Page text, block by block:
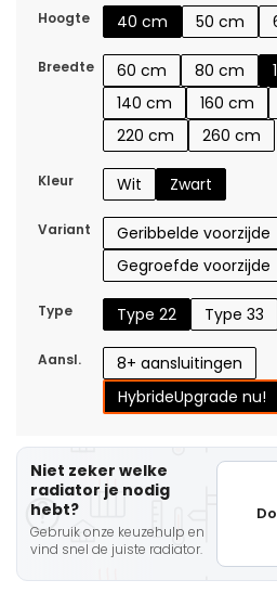
Hoogte
40 cm 50 cm
Breedte 60 cm 80 cm
140 cm
160 cm
220 cm
260 cm
Kleur Wit Zwart
Variant Geribbelde voorzijde
Gegroefde voorzijde
Type Type 22 Type 33
Aansl.
8+ aansluitingen
HybrideUpgrade nu!
Niet zeker welke
radiator je nodig
hebt?
Gebruik onze keuzehulp en
vind snel de juiste radiator.